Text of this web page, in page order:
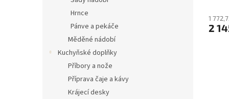
Hrnce
Pánve a pekáče
Měděné nádobí
Kuchyňské doplňky
Příbory a nože
Příprava čaje a kávy
Krájecí desky
1
2